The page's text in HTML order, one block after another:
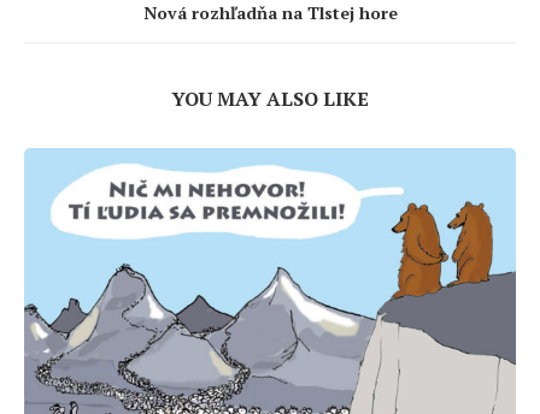
Nová rozhľadňa na Tlstej hore
YOU MAY ALSO LIKE